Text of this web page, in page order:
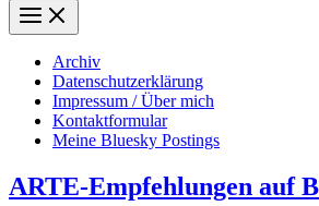
Main
Menu
Archiv
Datenschutzerklärung
Impressum / Über mich
Kontaktformular
Meine Bluesky Postings
ARTE-Empfehlungen auf